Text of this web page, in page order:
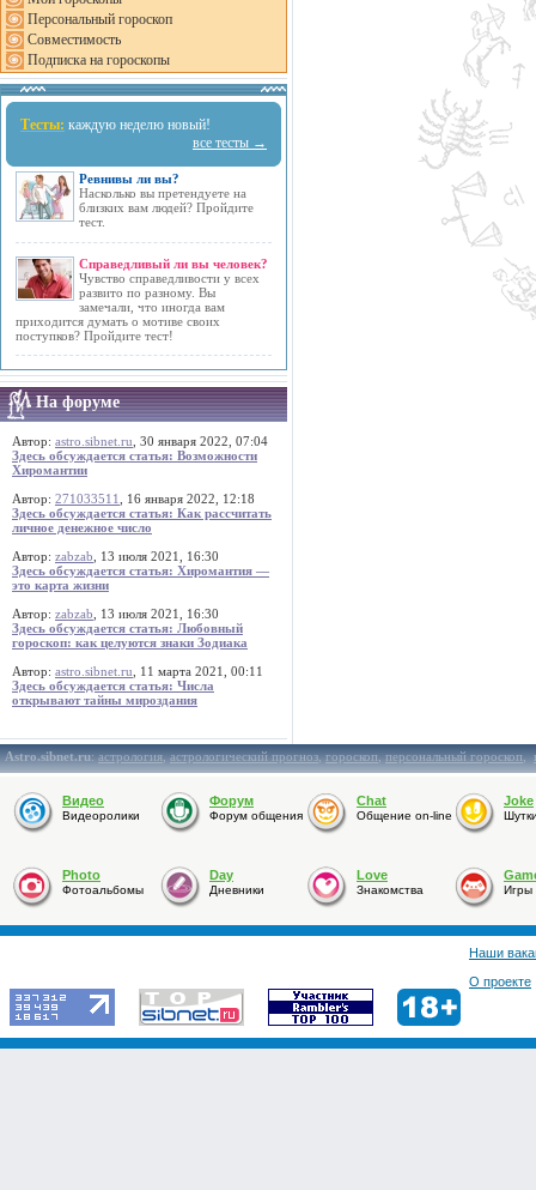
Персональный гороскоп
Совместимость
Подписка на гороскопы
Тесты: каждую неделю новый!
все тесты →
Ревнивы ли вы?
Насколько вы претендуете на
близких вам людей? Пройдите
тест.
Справедливый ли вы человек?
Чувство справедливости у всех
развито по разному. Вы
замечали, что иногда вам
приходится думать о мотиве своих
поступков? Пройдите тест!
На форуме
Автор: astro.sibnet.ru , 30 января 2022, 07:04
Здесь обсуждается статья: Возможности
Хиромантии
Автор: 271033511
, 16 января 2022, 12:18
Здесь обсуждается статья: Как рассчитать
личное денежное число
Автор: zabzab , 13 июля 2021, 16:30
Здесь обсуждается статья: Хиромантия —
это карта жизни
Автор: zabzab , 13 июля 2021, 16:30
Здесь обсуждается статья: Любовный
гороскоп: как целуются знаки Зодиака
Автор: astro.sibnet.ru , 11 марта 2021, 00:11
Здесь обсуждается статья: Числа
открывают тайны мироздания
Astro.sibnet.ru:астрология,астрологический прогноз,гороскоп,персональный гороскоп,
Видео
Видеоролики
Форум
Форум общения
Chat
Общение on-line
Joke
Photo
Фотоальбомы
Day
Дневники
Love
Знакомства Игры
Наши
О проекте